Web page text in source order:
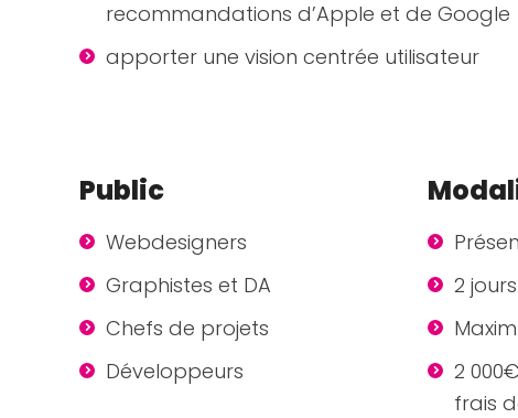
recommandations d’Apple et de Google
apporter une vision centrée utilisateur
Public
Webdesigners
Graphistes et DA
Chefs de projets
Développeurs
2 jours
2
frais